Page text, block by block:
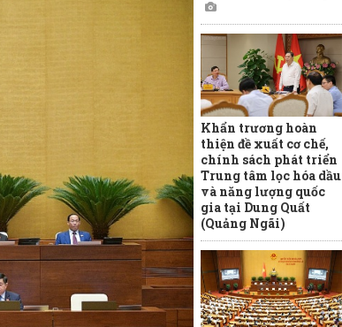
Khẩn trương hoàn
thiện đề xuất cơ chế,
chính sách phát triển
Trung tâm lọc hóa dầu
và năng lượng quốc
gia tại Dung Quất
(Quảng Ngãi)